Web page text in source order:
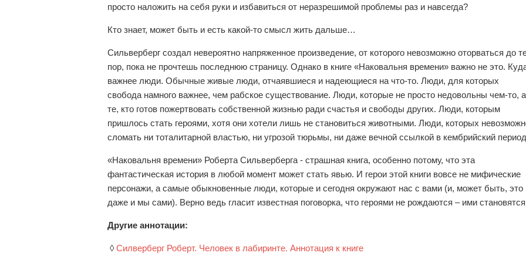
просто наложить на себя руки и избавиться от неразрешимой проблемы раз и навсегда?
Кто знает, может быть и есть какой-то смысл жить дальше…
Сильверберг создал невероятно напряженное произведение, от которого невозможно оторваться до
пор, пока не прочтешь последнюю страницу. Однако в книге «Наковальня времени» важно не это.
важнее люди. Обычные живые люди, отчаявшиеся и надеющиеся на что-то. Люди, для которых
свобода намного важнее, чем рабское существование. Люди, которые не просто недовольны чем-то, а
те, кто готов пожертвовать собственной жизнью ради счастья и свободы других. Люди, которым
пришлось стать героями, хотя они хотели лишь не становиться животными. Люди, которых
сломать ни тоталитарной властью, ни угрозой тюрьмы, ни даже вечной ссылкой в кембрийский
«Наковальня времени» Роберта Сильверберга - страшная книга, особенно потому, что эта
фантастическая история в любой момент может стать явью. И герои этой книги вовсе не мифические
персонажи, а самые обыкновенные люди, которые и сегодня окружают нас с вами (и, может быть, это
даже и мы сами). Верно ведь гласит известная поговорка, что героями не рождаются – ими
Другие аннотации:
◊Силверберг Роберт. Человек в лабиринте. Аннотация к книге